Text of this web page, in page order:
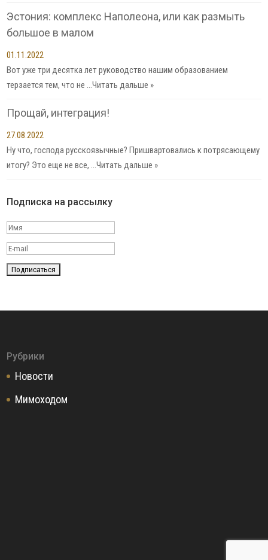
Эстония: комплекс Наполеона, или как размыть
большое в малом
01.11.2022
Вот уже три десятка лет руководство нашим образованием
терзается тем, что не …Читать дальше »
Прощай, интеграция!
27.08.2022
Ну что, господа русскоязычные? Пришвартовались к потрясающему
итогу? Это еще не все, …Читать дальше »
Подписка на рассылку
Рубрики
Новости
Мимоходом